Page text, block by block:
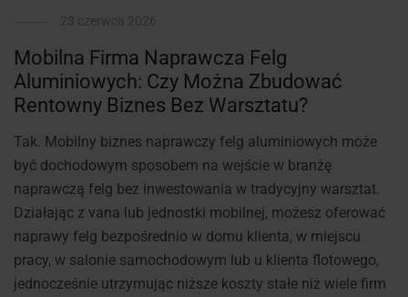
Mobilna Firma Naprawcza Felg
Aluminiowych: Czy Można Zbudować
Rentowny Biznes Bez Warsztatu?
Tak. Mobilny biznes naprawczy felg aluminiowych może
być dochodowym sposobem na wejście w branżę
naprawczą felg bez inwestowania w tradycyjny warsztat.
Działając z vana lub jednostki mobilnej, możesz oferować
naprawy felg bezpośrednio w domu klienta, w miejscu
pracy, w salonie samochodowym lub u klienta flotowego,
jednocześnie utrzymując niższe koszty stałe niż wiele firm